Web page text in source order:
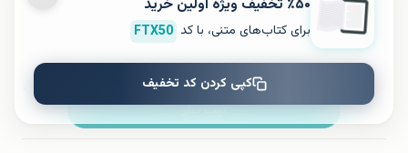
ثبت نظر
٪۵۰ تخفیف ویژۀ اولین خرید
برای کتاب‌های متنی، با کد FTX50
کپی کردن کد تخفیف